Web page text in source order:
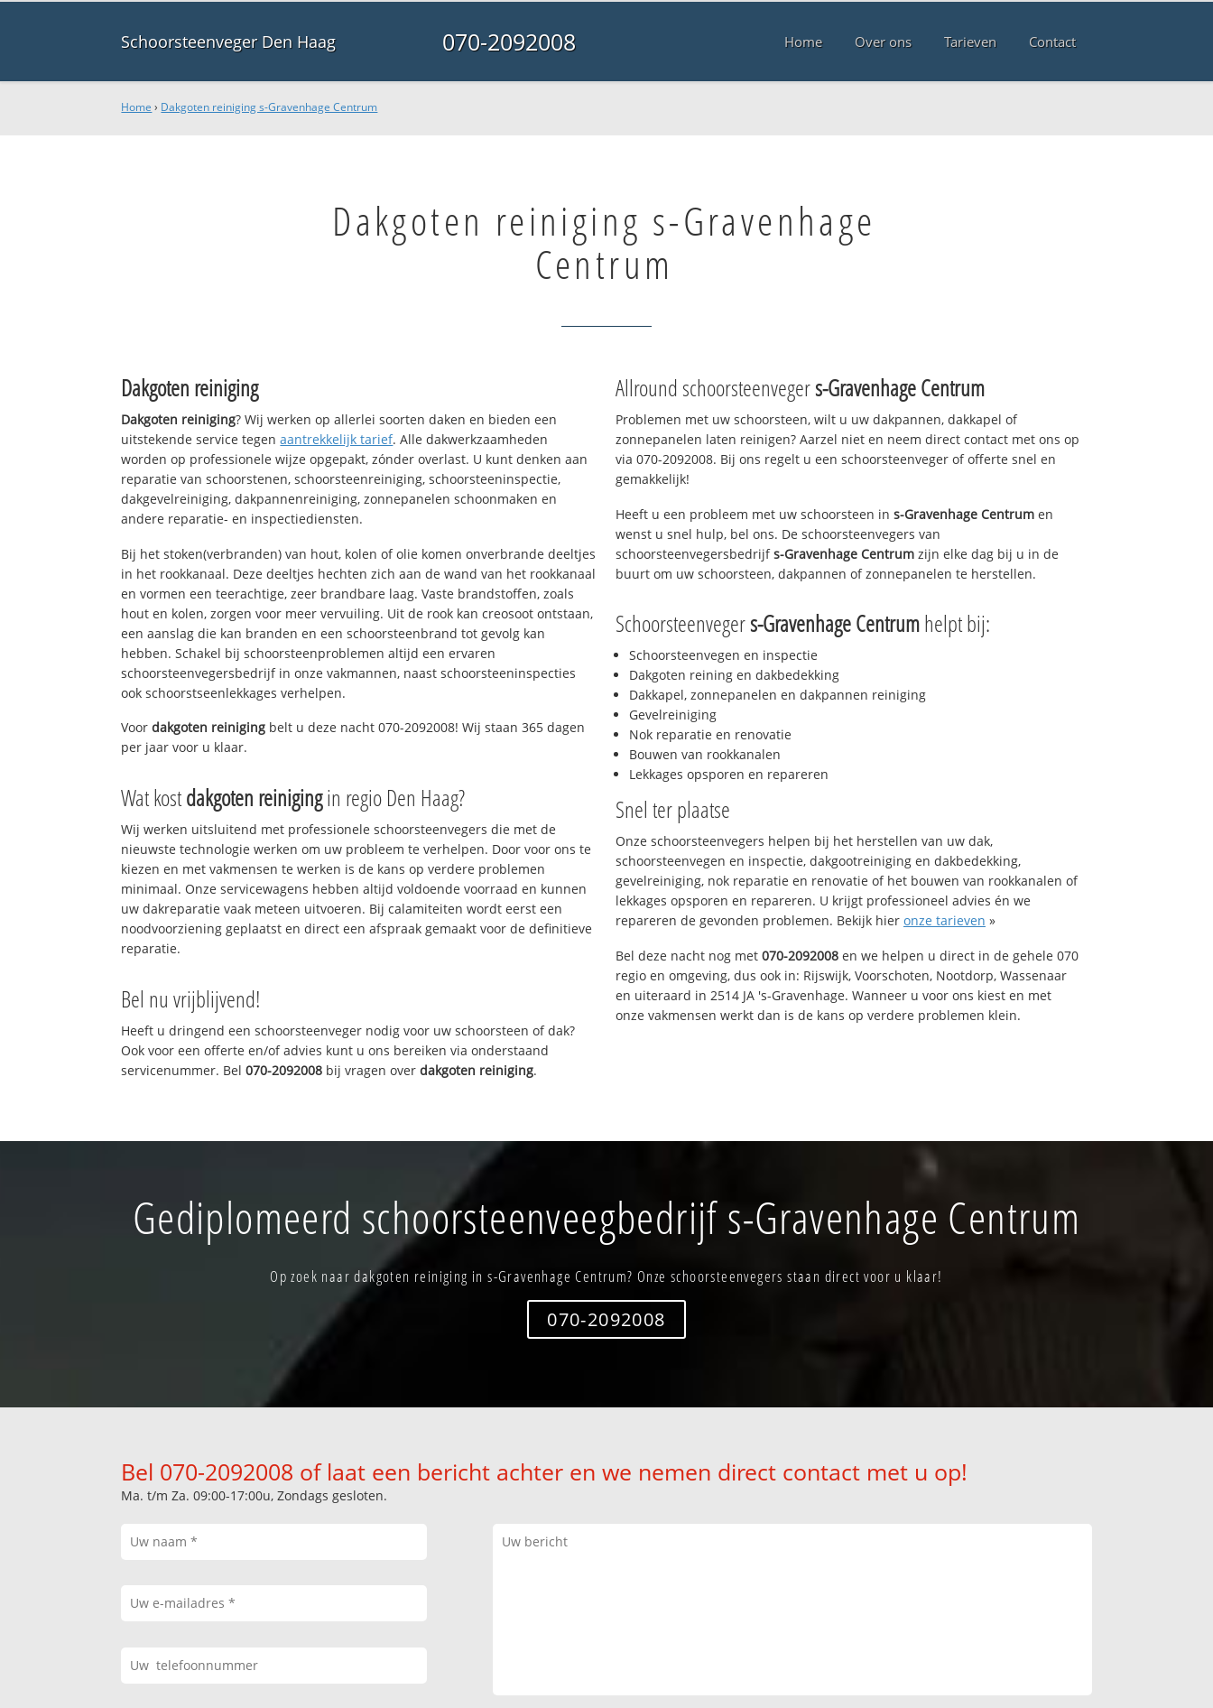
Schoorsteenveger Den Haag 070-2092008 Home Over ons Tarieven Contact
Home › Dakgoten reiniging s-Gravenhage Centrum
Dakgoten reiniging s-Gravenhage
Centrum
Dakgoten reiniging
Dakgoten reiniging? Wij werken op allerlei soorten daken en bieden een
uitstekende service tegenaantrekkelijk tarief. Alle dakwerkzaamheden
worden op professionele wijze opgepakt, zónder overlast. U kunt denken aan
reparatie van schoorstenen, schoorsteenreiniging, schoorsteeninspectie,
dakgevelreiniging, dakpannenreiniging, zonnepanelen schoonmaken en
andere reparatie- en inspectiediensten.
Bij het stoken(verbranden) van hout, kolen of olie komen onverbrande deeltjes
in het rookkanaal. Deze deeltjes hechten zich aan de wand van het rookkanaal
en vormen een teerachtige, zeer brandbare laag. Vaste brandstoffen, zoals
hout en kolen, zorgen voor meer vervuiling. Uit de rook kan creosoot ontstaan,
een aanslag die kan branden en een schoorsteenbrand tot gevolg kan
hebben. Schakel bij schoorsteenproblemen altijd een ervaren
schoorsteenvegersbedrijf in onze vakmannen, naast schoorsteeninspecties
ook schoorstseenlekkages verhelpen.
Voordakgoten reiniging belt u deze nacht 070-2092008! Wij staan 365 dagen
per jaar voor u klaar.
Wat kostdakgoten reinigingin regio Den Haag?
Wij werken uitsluitend met professionele schoorsteenvegers die met de
nieuwste technologie werken om uw probleem te verhelpen. Door voor ons te
kiezen en met vakmensen te werken is de kans op verdere problemen
minimaal. Onze servicewagens hebben altijd voldoende voorraad en kunnen
uw dakreparatie vaak meteen uitvoeren. Bij calamiteiten wordt eerst een
noodvoorziening geplaatst en direct een afspraak gemaakt voor de definitieve
reparatie.
Bel nu vrijblijvend!
Heeft u dringend een schoorsteenveger nodig voor uw schoorsteen of dak?
Ook voor een offerte en/of advies kunt u ons bereiken via onderstaand
servicenummer. Bel070-2092008 bij vragen overdakgoten reiniging.
Allround schoorsteenvegers-Gravenhage Centrum
Problemen met uw schoorsteen, wilt u uw dakpannen, dakkapel of
zonnepanelen laten reinigen? Aarzel niet en neem direct contact met ons op
via 070-2092008. Bij ons regelt u een schoorsteenveger of offerte snel en
gemakkelijk!
Heeft u een probleem met uw schoorsteen in s-Gravenhage Centrum en
wenst u snel hulp, bel ons. De schoorsteenvegers van
schoorsteenvegersbedrijfs-Gravenhage Centrum zijn elke dag bij u in de
buurt om uw schoorsteen, dakpannen of zonnepanelen te herstellen.
Schoorsteenvegers-Gravenhage Centrumhelpt bij:
Schoorsteenvegen en inspectie
Dakgoten reining en dakbedekking
Dakkapel, zonnepanelen en dakpannen reiniging
Gevelreiniging
Nok reparatie en renovatie
Bouwen van rookkanalen
Lekkages opsporen en repareren
Snel ter plaatse
Onze schoorsteenvegers helpen bij het herstellen van uw dak,
schoorsteenvegen en inspectie, dakgootreiniging en dakbedekking,
gevelreiniging, nok reparatie en renovatie of het bouwen van rookkanalen of
lekkages opsporen en repareren. U krijgt professioneel advies én we
repareren de gevonden problemen. Bekijk hier onze tarieven »
Bel deze nacht nog met 070-2092008 en we helpen u direct in de gehele 070
regio en omgeving, dus ook in: Rijswijk, Voorschoten, Nootdorp, Wassenaar
en uiteraard in 2514 JA 's-Gravenhage. Wanneer u voor ons kiest en met
onze vakmensen werkt dan is de kans op verdere problemen klein.
Gediplomeerd schoorsteenveegbedrijf s-Gravenhage Centrum
Op zoek naar dakgoten reiniging in s-Gravenhage Centrum? Onze schoorsteenvegers staan direct voor u klaar!
070-2092008
Bel 070-2092008 of laat een bericht achter en we nemen direct contact met u op!
Ma. t/m Za. 09:00-17:00u, Zondags gesloten.